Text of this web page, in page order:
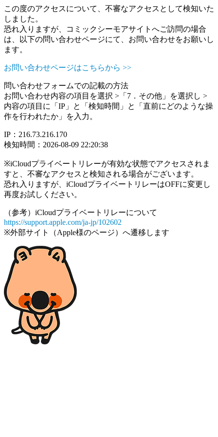
この度のアクセスについて、不審なアクセスとして検知いた
しました。
恐れ入りますが、コミックシーモアサイトへご訪問の場合
は、以下の問い合わせページにて、お問い合わせをお願いし
ます。
お問い合わせページはこちらから >>
問い合わせフォームでの記載の方法
お問い合わせ内容の項目を選択 >「7．その他」を選択し >
内容の項目に「IP」と「検知時間」と「直前にどのような操
作を行われたか」を入力。
IP：216.73.216.170
検知時間：2026-08-09 22:20:38
※iCloudプライベートリレーが有効な状態でアクセスされま
すと、不審なアクセスと検知される場合がございます。
恐れ入りますが、iCloudプライベートリレーはOFFに変更し
再度お試しください。
（参考）iCloudプライベートリレーについて
https://support.apple.com/ja-jp/102602
※外部サイト（Apple様のページ）へ遷移します